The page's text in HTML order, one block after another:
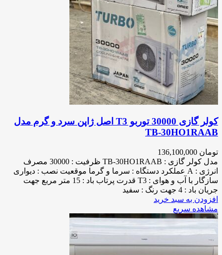
کولر گازی 30000 توربو T3 اصل ژاپن سرد و گرم مدل
TB-30HO1RAAB
تومان
مدل کولر گازی : TB-30HO1RAAB ظرفیت : 30000 مصرف
انرژی : A عملکرد دستگاه : سرما و گرما موقعیت نصب : دیواری
سازگار با آب و هوای : T3 قدرت پرتاب باد : 15 متر مربع جهت
جریان باد : 4 جهت رنگ : سفید
افزودن به سبد خرید
مشاهده سریع